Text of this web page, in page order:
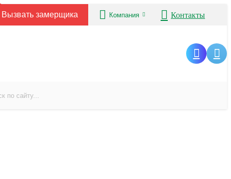
Вызвать замерщика Компания Контакты